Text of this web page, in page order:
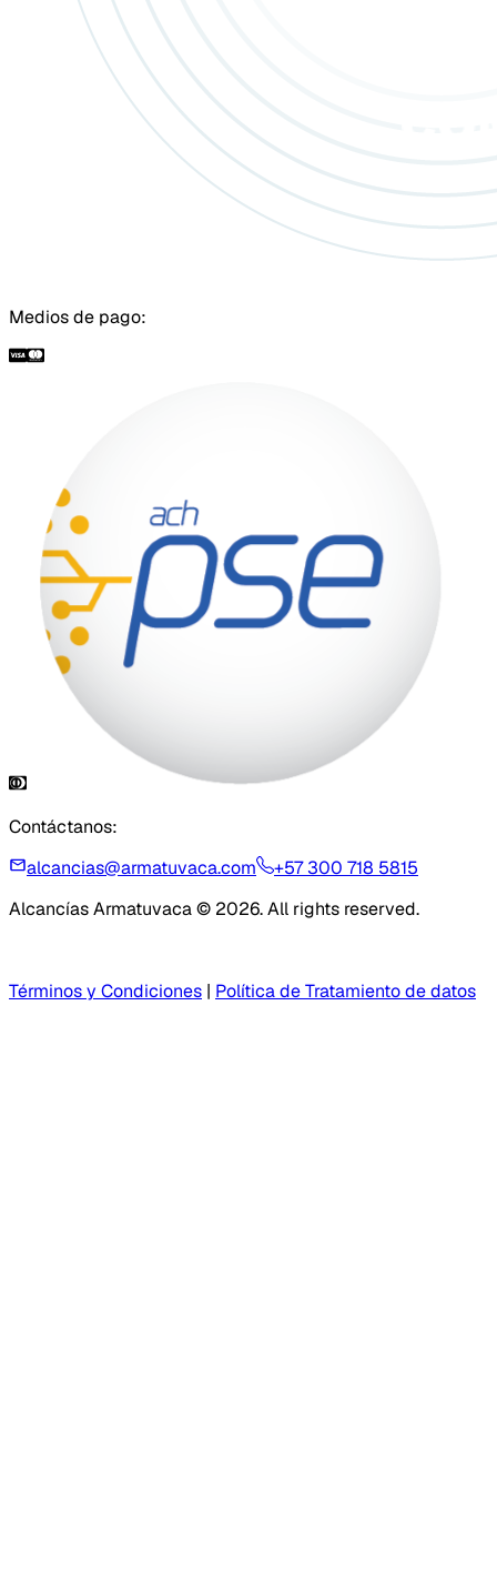
Medios de pago:
Contáctanos:
alcancias@armatuvaca.com
+57 300 718 5815
Alcancías Armatuvaca © 2026. All rights reserved.
Términos y Condiciones | Política de Tratamiento de datos